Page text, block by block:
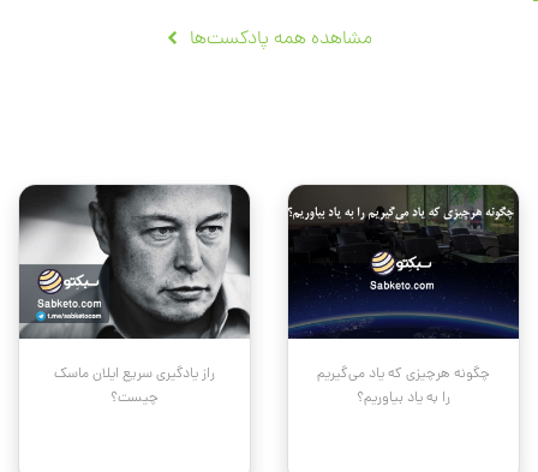
مشاهده همه پادکست‌ها
چگونه هرچیزی که یاد می‌گیریم
را به یاد بیاوریم؟
راز یادگیری سریع ایلان ماسک
چیست؟